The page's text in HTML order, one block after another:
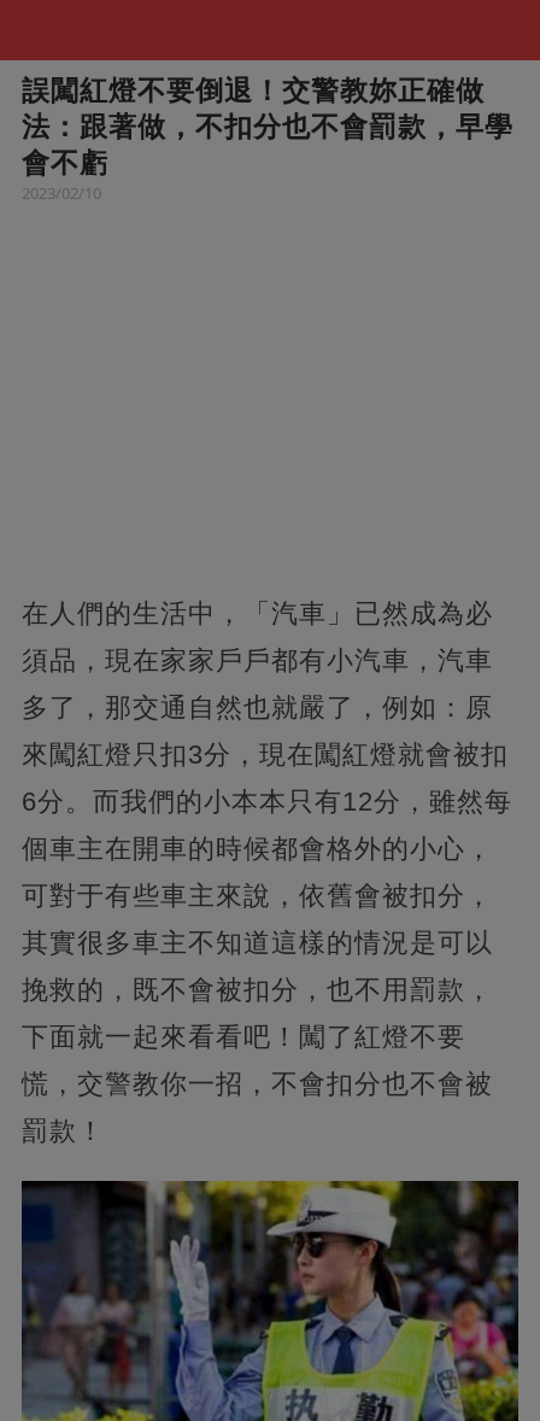
誤闖紅燈不要倒退！交警教妳正確做
法：跟著做，不扣分也不會罰款，早學
會不虧
2023/02/10
在人們的生活中，「汽車」已然成為必
須品，現在家家戶戶都有小汽車，汽車
多了，那交通自然也就嚴了，例如：原
來闖紅燈只扣3分，現在闖紅燈就會被扣
6分。而我們的小本本只有12分，雖然每
個車主在開車的時候都會格外的小心，
可對于有些車主來說，依舊會被扣分，
其實很多車主不知道這樣的情況是可以
挽救的，既不會被扣分，也不用罰款，
下面就一起來看看吧！闖了紅燈不要
慌，交警教你一招，不會扣分也不會被
罰款！